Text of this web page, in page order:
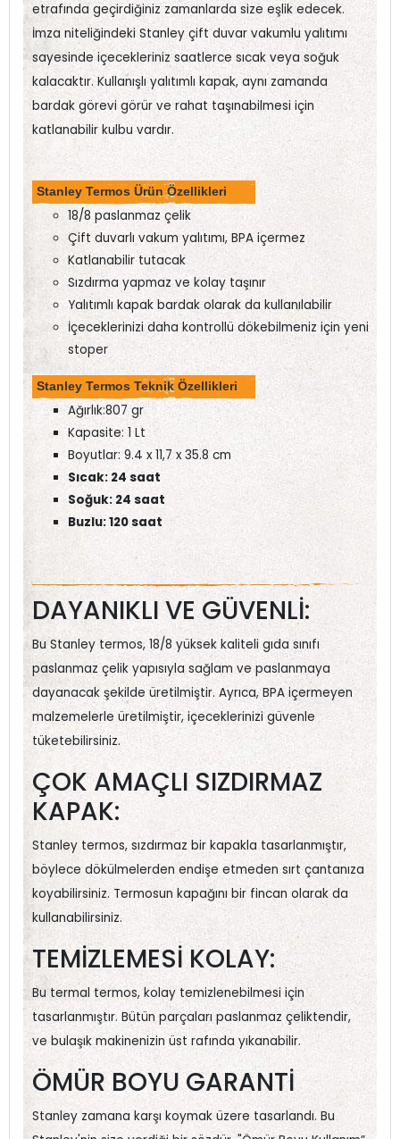
etrafında geçirdiğiniz zamanlarda size eşlik edecek.
İmza niteliğindeki Stanley çift duvar vakumlu yalıtımı
sayesinde içecekleriniz saatlerce sıcak veya soğuk
kalacaktır. Kullanışlı yalıtımlı kapak, aynı zamanda
bardak görevi görür ve rahat taşınabilmesi için
katlanabilir kulbu vardır.
Stanley Termos Ürün Özellikleri
18/8 paslanmaz çelik
Çift duvarlı vakum yalıtımı, BPA içermez
Katlanabilir tutacak
Sızdırma yapmaz ve kolay taşınır
Yalıtımlı kapak bardak olarak da kullanılabilir
İçeceklerinizi daha kontrollü dökebilmeniz için yeni
stoper
Stanley Termos Teknik Özellikleri
Ağırlık:807 gr
Kapasite: 1 Lt
Boyutlar: 9.4 x 11,7 x 35.8 cm
Sıcak: 24 saat
Soğuk: 24 saat
Buzlu: 120 saat
DAYANIKLI VE GÜVENLİ:
Bu Stanley termos, 18/8 yüksek kaliteli gıda sınıfı
paslanmaz çelik yapısıyla sağlam ve paslanmaya
dayanacak şekilde üretilmiştir. Ayrıca, BPA içermeyen
malzemelerle üretilmiştir, içeceklerinizi güvenle
tüketebilirsiniz.
ÇOK AMAÇLI SIZDIRMAZ
KAPAK:
Stanley termos, sızdırmaz bir kapakla tasarlanmıştır,
böylece dökülmelerden endişe etmeden sırt çantanıza
koyabilirsiniz. Termosun kapağını bir fincan olarak da
kullanabilirsiniz.
TEMİZLEMESİ KOLAY:
Bu termal termos, kolay temizlenebilmesi için
tasarlanmıştır. Bütün parçaları paslanmaz çeliktendir,
ve bulaşık makinenizin üst rafında yıkanabilir.
ÖMÜR BOYU GARANTİ
Stanley zamana karşı koymak üzere tasarlandı. Bu